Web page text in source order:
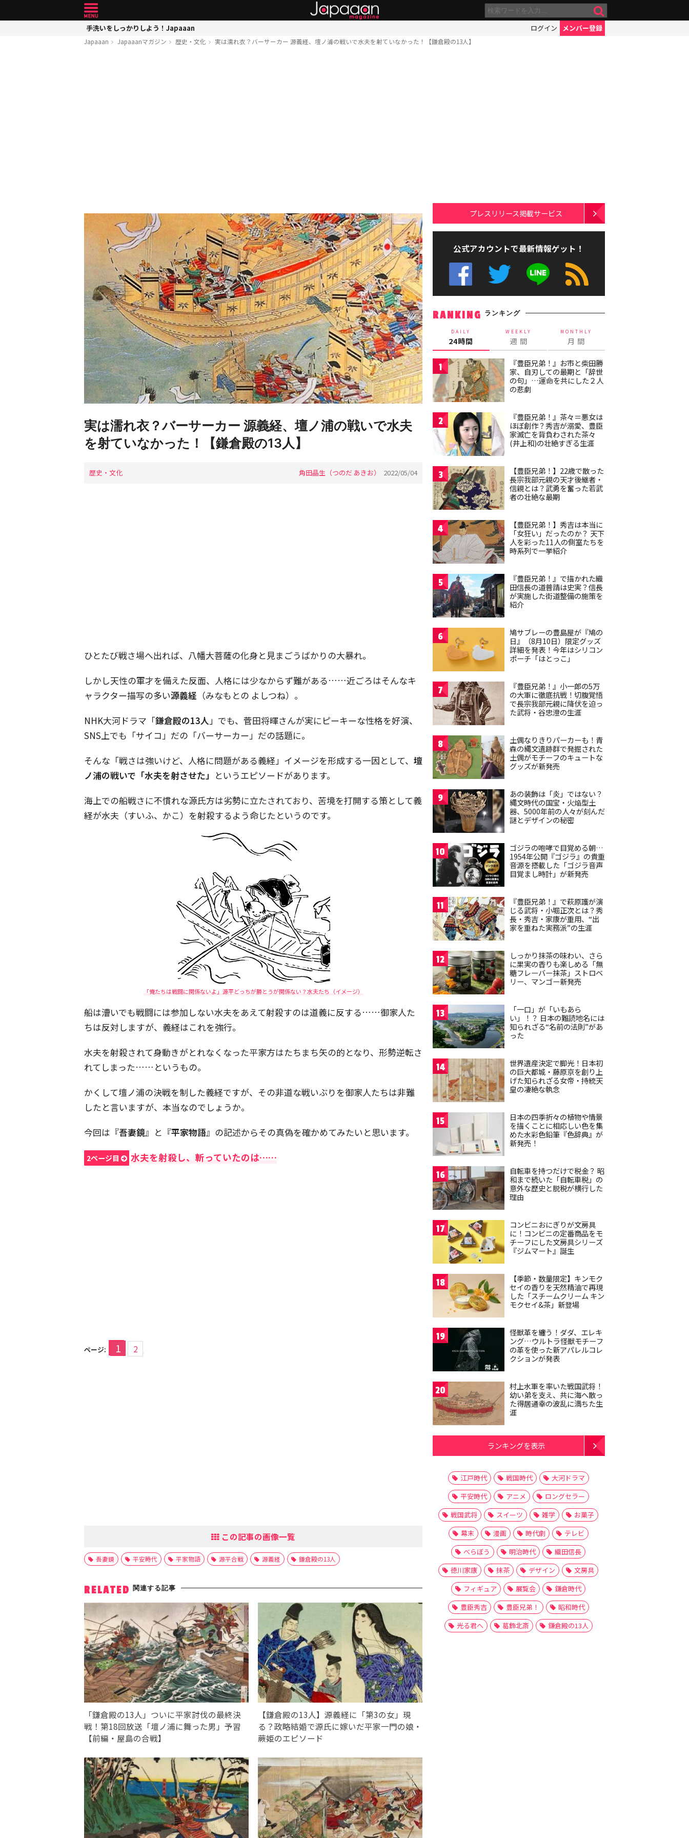
手洗いをしっかりしよう！Japaaan ログイン メンバー登録
Japaaan Japaaanマガジン 歴史・文化 実は濡れ衣？バーサーカー 源義経、壇ノ浦の戦いで水夫を射ていなかった！【鎌倉殿の13人】
実は濡れ衣？バーサーカー 源義経、壇ノ浦の戦いで水夫
を射ていなかった！【鎌倉殿の13人】
歴史・文化 角田晶生（つのだ あきお） 2022/05/04
ひとたび戦さ場へ出れば、八幡大菩薩の化身と見まごうばかりの大暴れ。
しかし天性の軍才を備えた反面、人格には少なからず難がある……近ごろはそんなキ
ャラクター描写の多い源義経 （みなもとの よしつね）。
NHK大河ドラマ「鎌倉殿の13人」でも、菅田将暉さんが実にピーキーな性格を好演、
SNS上でも「サイコ」だの「バーサーカー」だの話題に。
そんな「戦さは強いけど、人格に問題がある義経」イメージを形成する一因として、 壇
ノ浦の戦いで「水夫を射させた」 というエピソードがあります。
海上での船戦さに不慣れな源氏方は劣勢に立たされており、苦境を打開する策として義
経が水夫（すいふ、かこ）を射殺するよう命じたというのです。
「俺たちは戦闘に関係ないよ」源平どっちが勝とうが関係ない？水夫たち（イメージ）
船は漕いでも戦闘には参加しない水夫をあえて射殺すのは道義に反する……御家人た
ちは反対しますが、義経はこれを強行。
水夫を射殺されて身動きがとれなくなった平家方はたちまち矢の的となり、形勢逆転さ
れてしまった……というもの。
かくして壇ノ浦の決戦を制した義経ですが、その非道な戦いぶりを御家人たちは非難
したと言いますが、本当なのでしょうか。
今回は『吾妻鏡』と『平家物語』の記述からその真偽を確かめてみたいと思います。
2ページ目 水夫を射殺し、斬っていたのは……
ページ: 1 2
この記事の画像一覧
吾妻鏡 平安時代 平家物語 源平合戦 源義経 鎌倉殿の13人
RELATED 関連する記事
「鎌倉殿の13人」ついに平家討伐の最終決
戦！第18回放送「壇ノ浦に舞った男」予習
【前編・屋島の合戦】
【鎌倉殿の13人】源義経に「第3の女」現
る？政略結婚で源氏に嫁いだ平家一門の娘・
蕨姫のエピソード
プレスリリース掲載サービス
公式アカウントで最新情報ゲット！
RANKING ランキング
DAILY
24時間
WEEKLY
週 間
MONTHLY
月 間
1
『豊臣兄弟！』お市と柴田勝
家、自刃しての最期と「辞世
の句」…運命を共にした２人
の悲劇
2
『豊臣兄弟！』茶々＝悪女は
ほぼ創作？秀吉が溺愛、豊臣
家滅亡を背負わされた茶々
(井上和)の壮絶すぎる生涯
3
【豊臣兄弟！】22歳で散った
長宗我部元親の天才後継者・
信親とは？武勇を奮った若武
者の壮絶な最期
4
【豊臣兄弟！】秀吉は本当に
「女狂い」だったのか？ 天下
人を彩った11人の側室たちを
時系列で一挙紹介
5
『豊臣兄弟！』で描かれた織
田信長の道普請は史実？信長
が実施した街道整備の施策を
紹介
6
鳩サブレーの豊島屋が『鳩の
日』（8月10日）限定グッズ
詳細を発表！今年はシリコン
ポーチ「はとっこ」
7
『豊臣兄弟！』小一郎の5万
の大軍に徹底抗戦！切腹覚悟
で長宗我部元親に降伏を迫っ
た武将・谷忠澄の生涯
8
土偶なりきりパーカーも！青
森の縄文遺跡群で発掘された
土偶がモチーフのキュートな
グッズが新発売
9
あの装飾は「炎」ではない？
縄文時代の国宝・火焔型土
器、5000年前の人々が刻んだ
謎とデザインの秘密
10
ゴジラの咆哮で目覚める朝…
1954年公開『ゴジラ』の貴重
音源を搭載した「ゴジラ音声
目覚まし時計」が新発売
11
『豊臣兄弟！』で萩原護が演
じる武将・小堀正次とは？秀
長・秀吉・家康が重用、“出
家を重ねた実務派”の生涯
12
しっかり抹茶の味わい、さら
に果実の香りも楽しめる「無
糖フレーバー抹茶」ストロベ
リー、マンゴー新発売
13
「一口」が「いもあら
い」！？ 日本の難読地名には
知られざる“名前の法則”があ
った
14
世界遺産決定で脚光！日本初
の巨大都城・藤原京を創り上
げた知られざる女帝・持統天
皇の凄絶な執念
15
日本の四季折々の植物や情景
を描くことに相応しい色を集
めた水彩色鉛筆『色辞典』が
新発売！
16
自転車を持つだけで税金？ 昭
和まで続いた「自転車税」の
意外な歴史と脱税が横行した
理由
17
コンビニおにぎりが文房具
に！コンビニの定番商品をモ
チーフにした文房具シリーズ
『ジムマート』誕生
18
【季節・数量限定】キンモク
セイの香りを天然精油で再現
した「スチームクリーム キン
モクセイ&茶」新登場
19
怪獣革を纏う！ダダ、エレキ
ング…ウルトラ怪獣モチーフ
の革を使った新アパレルコレ
クションが発表
20
村上水軍を率いた戦国武将！
幼い弟を支え、共に海へ散っ
た得居通幸の波乱に満ちた生
涯
ランキングを表示
江戸時代 戦国時代
大河ドラマ
平安時代
アニメ
ロングセラー
戦国武将
スイーツ 雑学
お菓子
幕末
漫画 時代劇
テレビ
べらぼう
明治時代
織田信長
徳川家康
抹茶 デザイン
文房具
フィギュア
展覧会
鎌倉時代
豊臣秀吉
豊臣兄弟！
昭和時代
光る君へ
葛飾北斎 鎌倉殿の13人